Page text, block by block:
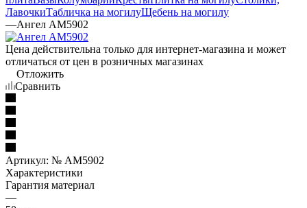
ЛавочкиТабличка на могилуЩебень на могилу
—Ангел AM5902
Цена действительна только для интернет-магазина и может
отличаться от цен в розничных магазинах
Отложить
Сравнить
Артикул: № AM5902
Характеристики
Гарантия материал
—